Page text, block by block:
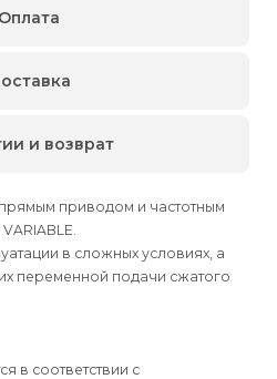
приводом и частотным
в сложных условиях, а
переменной подачи сжатого
в соответствии с
Оплата
и возврат